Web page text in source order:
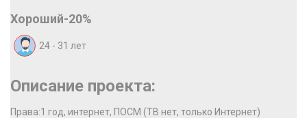
Хороший-20%
24 - 31 лет
Описание проекта:
Права:1 год, интернет, ПОСМ (ТВ нет, только Интернет)